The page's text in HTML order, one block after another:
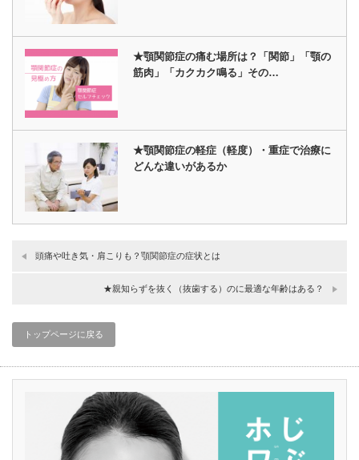
★顎関節症の痛む場所は？「関節」「顎の
筋肉」「カクカク鳴る」その…
★顎関節症の軽症（軽度）・重症で治療に
どんな違いがあるか
頭痛や吐き気・肩こりも？顎関節症の症状とは
★親知らずを抜く（抜歯する）のに最適な年齢はある？
トップページに戻る